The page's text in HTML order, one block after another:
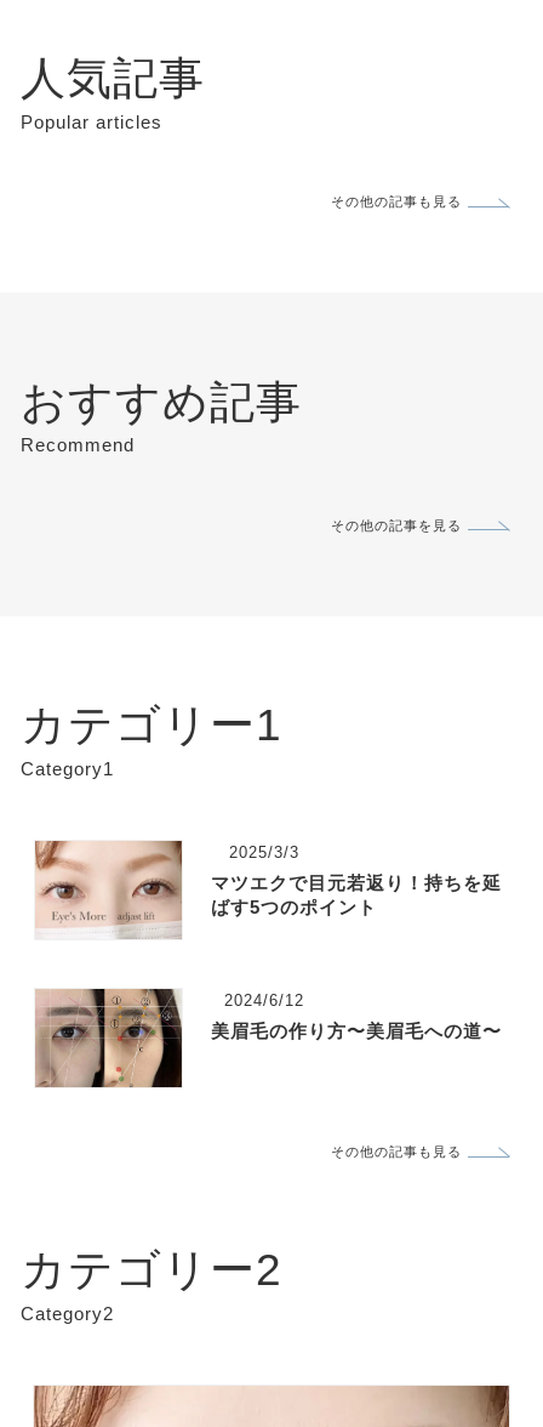
人気記事
Popular articles
その他の記事も見る
おすすめ記事
Recommend
その他の記事を見る
カテゴリー1
Category1
2025/3/3
マツエクで目元若返り！持ちを延
ばす5つのポイント
2024/6/12
美眉毛の作り方〜美眉毛への道〜
その他の記事も見る
カテゴリー2
Category2